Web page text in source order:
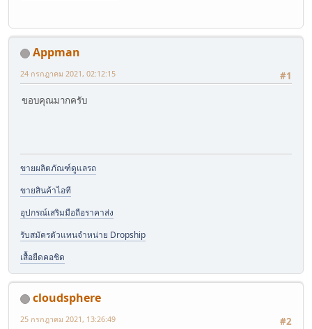
Appman
#1
24 กรกฎาคม 2021, 02:12:15
ขอบคุณมากครับ
ขายผลิตภัณฑ์ดูแลรถ
ขายสินค้าไอที
อุปกรณ์เสริมมือถือราคาส่ง
รับสมัครตัวแทนจำหน่าย Dropship
เสื้อยืดคอชิด
cloudsphere
#2
25 กรกฎาคม 2021, 13:26:49